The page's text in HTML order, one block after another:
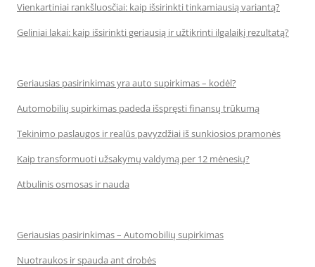
Vienkartiniai rankšluosčiai: kaip išsirinkti tinkamiausią variantą?
Geliniai lakai: kaip išsirinkti geriausią ir užtikrinti ilgalaikį rezultatą?
Geriausias pasirinkimas yra auto supirkimas – kodėl?
Automobilių supirkimas padeda išspręsti finansų trūkumą
Tekinimo paslaugos ir realūs pavyzdžiai iš sunkiosios pramonės
Kaip transformuoti užsakymų valdymą per 12 mėnesių?
Atbulinis osmosas ir nauda
Geriausias pasirinkimas – Automobilių supirkimas
Nuotraukos ir spauda ant drobės